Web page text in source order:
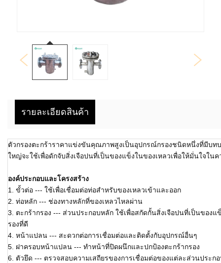
รายละเอียดสินค้า
ตัวกรองตะกร้าราคาแข่งขันคุณภาพสูงเป็นอุปกรณ์กรองชนิดหนึ่งที่มีบ
ใหญ่จะใช้เพื่อดักจับสิ่งเจือปนที่เป็นของแข็งในของเหลวเพื่อให้มั่นใจใน
องค์ประกอบและโครงสร้าง
1. ขั้วต่อ --- ใช้เพื่อเชื่อมต่อท่อสำหรับของเหลวเข้าและออก
2. ท่อหลัก --- ช่องทางหลักที่ของเหลวไหลผ่าน
3. ตะกร้ากรอง --- ส่วนประกอบหลัก ใช้เพื่อสกัดกั้นสิ่งเจือปนที่เป็นของ
รองที่ดี
4. หน้าแปลน --- สะดวกต่อการเชื่อมต่อและติดตั้งกับอุปกรณ์อื่นๆ
5. ฝาครอบหน้าแปลน --- ทำหน้าที่ปิดผนึกและปกป้องตะกร้ากรอง
6. ตัวยึด --- ตรวจสอบความเสถียรของการเชื่อมต่อของแต่ละส่วนประก